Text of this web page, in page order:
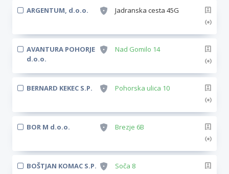
ARGENTUM, d.o.o. Jadranska cesta 45G
AVANTURA POHORJE
d.o.o.
Nad Gomilo 14
BERNARD KEKEC S.P. Pohorska ulica 10
BOR M d.o.o. Brezje 6B
BOŠTJAN KOMAC S.P. Soča 8